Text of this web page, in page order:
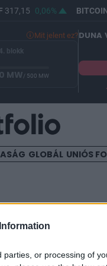
or processing of
317,15 0,06% BITCOIN
Mit jelent ez?
4. blokk
0 MW/ 500 MW
DUNA
GLOBÁL UNIÓS
Unió